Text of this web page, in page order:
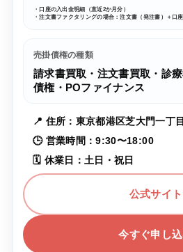
・口座の入出金明細（直近2か月分）
・注文書ファクタリングの場合：注文書（発注書）＋口
売掛債権の種類
請求書買取・注文書買取・診
債権・POファイナンス
📍 住所：東京都港区芝大門一丁
🕒 営業時間：9:30〜18:00
🗓 休業日：土日・祝日
公式サイト
今すぐ申し